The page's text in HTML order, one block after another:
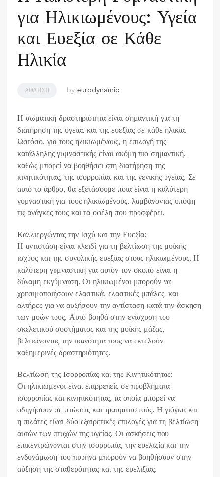
για Ηλικιωμένους: Υγεία
και Ευεξία σε Κάθε
Ηλικία
ΆΘΛΗΣΗ by eurodynamic
Η σωματική δραστηριότητα είναι σημαντική για τη
διατήρηση της υγείας και της ευεξίας σε κάθε ηλικία.
Ωστόσο, για τους ηλικιωμένους, η επιλογή της
κατάλληλης γυμναστικής είναι ακόμη πιο σημαντική,
καθώς μπορεί να βοηθήσει στη διατήρηση της
κινητικότητας, της ισορροπίας και της γενικής υγείας. Σε
αυτό το άρθρο, θα εξετάσουμε ποια είναι η καλύτερη
γυμναστική για τους ηλικιωμένους, λαμβάνοντας υπόψη
τις ανάγκες τους και τα οφέλη που προσφέρει.
Καλλιεργώντας την Ισχύ και την Ευεξία:
Η αντιστάση είναι κλειδί για τη βελτίωση της μυϊκής
ισχύος και της συνολικής ευεξίας στους ηλικιωμένους. Η
καλύτερη γυμναστική για αυτόν τον σκοπό είναι η
δύναμη εκγύμναση. Οι ηλικιωμένοι μπορούν να
χρησιμοποιήσουν ελαστικά, ελαστικές μπάλες, και
αλτήρες για να αυξήσουν την αντίσταση κατά την άσκηση
των μυών τους. Αυτό βοηθά στην ενίσχυση του
σκελετικού συστήματος και της μυϊκής μάζας,
βελτιώνοντας την ικανότητα τους να εκτελούν
καθημερινές δραστηριότητες.
Βελτίωση της Ισορροπίας και της Κινητικότητας:
Οι ηλικιωμένοι είναι επιρρεπείς σε προβλήματα
ισορροπίας και κινητικότητας, τα οποία μπορεί να
οδηγήσουν σε πτώσεις και τραυματισμούς. Η γιόγκα και
η πιλάτες είναι δύο εξαιρετικές επιλογές για τη βελτίωση
αυτών των πτυχών της υγείας. Οι ασκήσεις που
επικεντρώνονται στην ισορροπία, την ευελιξία και την
ενδυνάμωση του πυρήνα μπορούν να βοηθήσουν στην
αύξηση της σταθερότητας και της ευελιξίας.